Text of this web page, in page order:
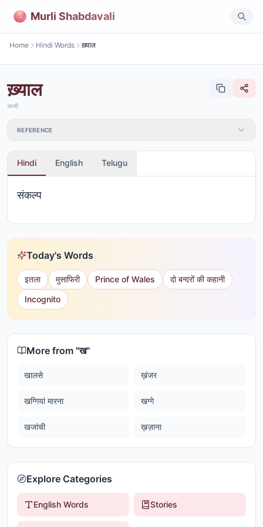
Murli Shabdavali
Home Hindi Words ख़्याल
ख़्याल
अरबी
REFERENCE
Hindi English Telugu
संकल्प
Today's Words
इतला मुसाफिरी Prince of Wales
दो बन्दरों की कहानी
Incognito
More from "ख"
खालसे ख़ंजर
खग्गियां मारना खग्गे
खजांची ख़ज़ाना
Explore Categories
English Words Stories